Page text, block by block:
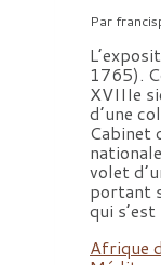
Par
1765).
XVIIIe
d’une
Cabinet
volet
portant
qui
Afrique